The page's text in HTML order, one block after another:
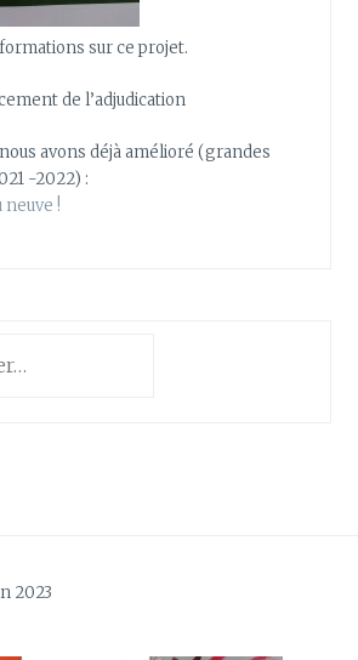
sur ce projet.
de l’adjudication
avons déjà amélioré (grandes
-2022) :
neuve !
2023